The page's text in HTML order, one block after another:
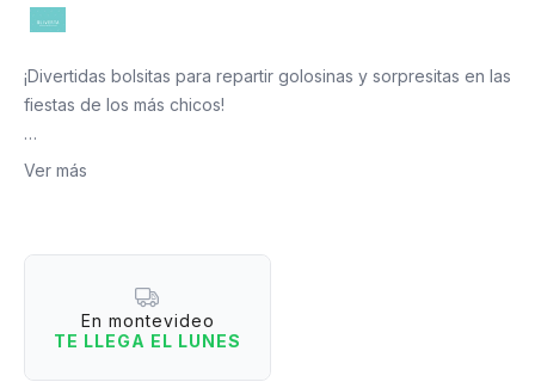
¡Divertidas bolsitas para repartir golosinas y sorpresitas en las
fiestas de los más chicos!
Son resistentes y muy coloridas.
Medidas: 21,5 cm (alto) x 15 cm (ancho)
Ver más
En montevideo
TE LLEGA EL LUNES